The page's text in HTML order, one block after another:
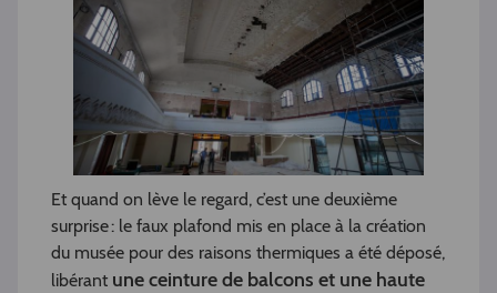
Et quand on lève le regard, c’est une deuxième
surprise : le faux plafond mis en place à la création
du musée pour des raisons thermiques a été déposé,
libérant une ceinture de balcons et une haute